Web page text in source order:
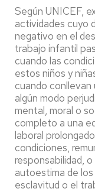
Según UNICEF,
actividades cuyo
negativo en el
trabajo infantil
cuando las
estos niños y
cuando conllevan
algún modo
mental, moral o
completo a una
laboral
condiciones,
responsabilidad,
autoestima de
esclavitud o el